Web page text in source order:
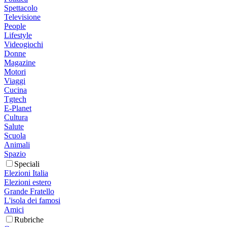
Spettacolo
Televisione
People
Lifestyle
Videogiochi
Donne
Magazine
Motori
Viaggi
Cucina
Tgtech
E-Planet
Cultura
Salute
Scuola
Animali
Spazio
Speciali
Elezioni Italia
Elezioni estero
Grande Fratello
L'isola dei famosi
Amici
Rubriche